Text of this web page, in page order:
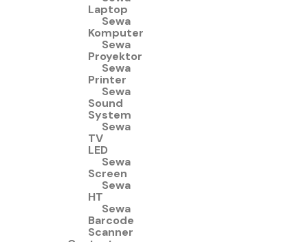
Laptop
Sewa
Komputer
Sewa
Proyektor
Sewa
Printer
Sewa
Sound
System
Sewa
TV
LED
Sewa
Screen
Sewa
HT
Sewa
Barcode
Scanner